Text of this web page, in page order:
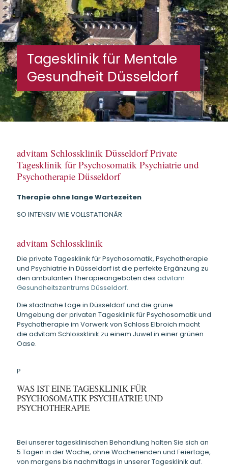
Tagesklinik für Mentale
Gesundheit Düsseldorf
advitam Schlossklinik Düsseldorf Private
Tagesklinik für Psychosomatik Psychiatrie und
Psychotherapie Düsseldorf
Therapie ohne lange Wartezeiten
SO INTENSIV WIE VOLLSTATIONÄR
advitam Schlossklinik
Die private Tagesklinik für Psychosomatik, Psychotherapie
und Psychiatrie in Düsseldorfist die perfekte Ergänzung zu
den ambulanten Therapieangeboten des advitam
Gesundheitszentrums Düsseldorf.
Die stadtnahe Lage in Düsseldorf und die grüne
Umgebung der privaten Tagesklinik für Psychosomatik und
Psychotherapie im Vorwerk von Schloss Elbroich macht
die advitam Schlossklinik zu einem Juwel in einer grünen
Oase.
P
WAS IST EINE TAGESKLINIK FÜR
PSYCHOSOMATIK PSYCHIATRIE UND
PSYCHOTHERAPIE
Bei unserer tagesklinischen Behandlung halten Sie sich an
5 Tagen in der Woche, ohne Wochenenden und Feiertage,
von morgens bis nachmittags in unserer Tagesklinik auf.